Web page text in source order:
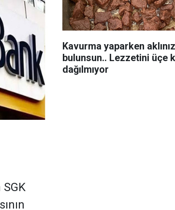
Kavurma yaparken
bulunsun.. Lezzetini üçe
dağılmıyor